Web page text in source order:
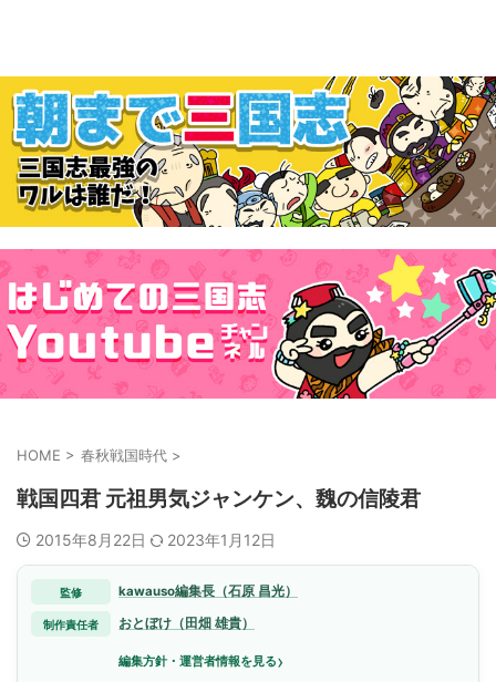
HOME > 春秋戦国時代 >
戦国四君 元祖男気ジャンケン、魏の信陵君
2015年8月22日 2023年1月12日
監修 kawauso編集長（石原 昌光）
制作責任者 おとぼけ（田畑 雄貴）
編集方針・運営者情報を見る›